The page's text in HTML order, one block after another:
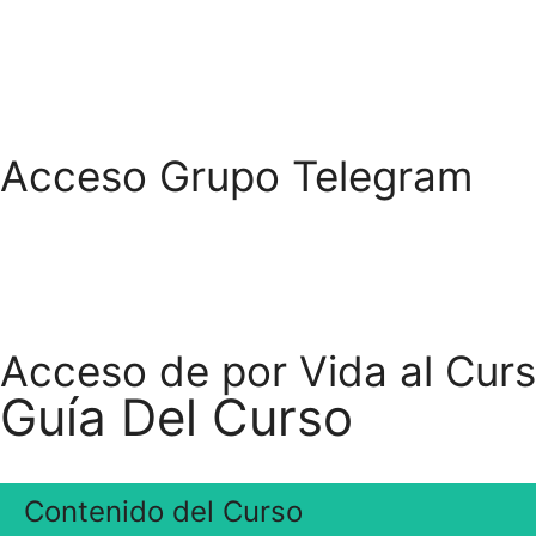
Acceso Grupo Telegram
Acceso de por Vida al
Guía Del Curso
Contenido del Curso